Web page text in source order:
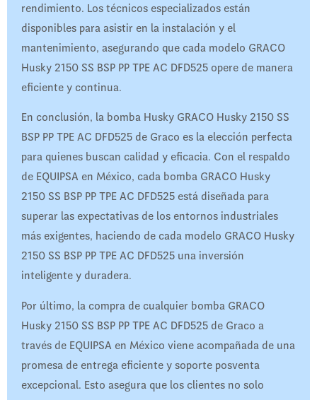
rendimiento. Los técnicos especializados están
disponibles para asistir en la instalación y el
mantenimiento, asegurando que cada modelo GRACO
Husky 2150 SS BSP PP TPE AC DFD525 opere de manera
eficiente y continua.
En conclusión, la bomba Husky GRACO Husky 2150 SS
BSP PP TPE AC DFD525 de Graco es la elección perfecta
para quienes buscan calidad y eficacia. Con el respaldo
de EQUIPSA en México, cada bomba GRACO Husky
2150 SS BSP PP TPE AC DFD525 está diseñada para
superar las expectativas de los entornos industriales
más exigentes, haciendo de cada modelo GRACO Husky
2150 SS BSP PP TPE AC DFD525 una inversión
inteligente y duradera.
Por último, la compra de cualquier bomba GRACO
Husky 2150 SS BSP PP TPE AC DFD525 de Graco a
través de EQUIPSA en México viene acompañada de una
promesa de entrega eficiente y soporte posventa
excepcional. Esto asegura que los clientes no solo